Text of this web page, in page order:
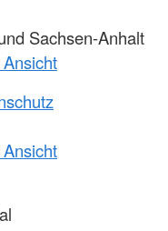
Sachsen-Anhalt